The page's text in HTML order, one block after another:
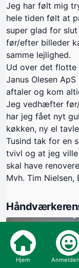
Jeg har følt mig
hele tiden følt at
super glad for
før/efter billeder
samme lejlighed.
Ud over det
Janus Olesen
aftaler og kom
Jeg vedhæfter
har jeg fået nyt
køkken, ny el
Tusind tak for en
tvivl og at jeg ville
skal have
Mvh. Tim
Hjem